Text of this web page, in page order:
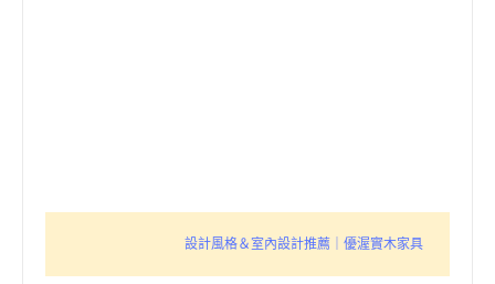
設計風格＆室內設計推薦｜優渥實木家具